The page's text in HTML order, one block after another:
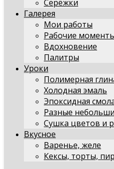
Серёжки
Галерея
Мои работы
Рабочие
Вдохновение
Палитры
Уроки
Полимерная
Холодная эмаль
Эпоксидная
Разные
Сушка цветов и
Вкусное
Варенье, желе
Кексы, торты,